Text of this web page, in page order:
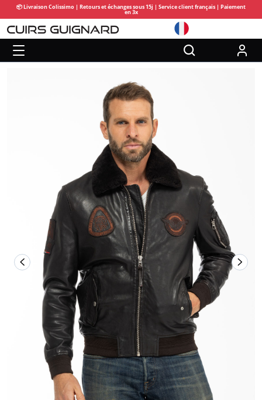
📦 Livraison Colissimo | Retours et échanges sous 15j | Service client français | Paiement
en 3x